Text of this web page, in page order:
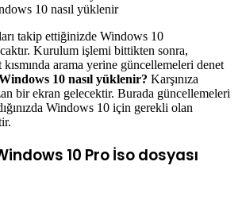
10 nasıl yüklenir
takip ettiğinizde Windows 10
Kurulum işlemi bittikten sonra,
kısmında arama yerine güncellemeleri denet
10 nasıl yüklenir? Karşınıza
bir ekran gelecektir. Burada güncellemeleri
Windows 10 için gerekli olan
10 Pro İso dosyası